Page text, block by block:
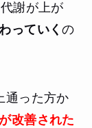
謝が上が
っていくの
通った方か
改善された